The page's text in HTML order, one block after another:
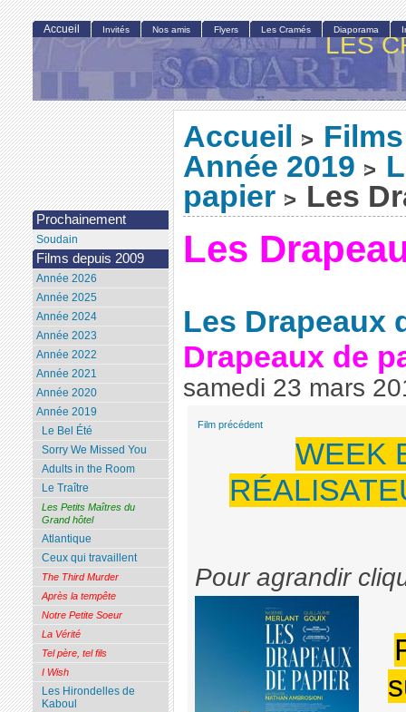
LES
Accueil >
Année 2019 >
papier > Les
Les
Les Drapeaux
Drapeaux de
samedi 23 mars
Film précédent
WEEK
Pour agrandir
Accueil Invités Nos amis Flyers Les Cramés Diaporama
Prochainement
Soudain
Films depuis 2009
Année 2026
Année 2025
Année 2024
Année 2023
Année 2022
Année 2021
Année 2020
Année 2019
Le Bel Été
Sorry We Missed You
Adults in the Room
Le Traître
Les Petits Maîtres du
Grand hôtel
Atlantique
Ceux qui travaillent
The Third Murder
Après la tempête
Notre Petite Soeur
La Vérité
Tel père, tel fils
I Wish
Les Hirondelles de
Kaboul